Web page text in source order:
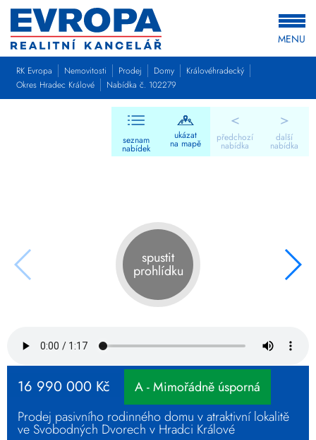
MENU
RK Evropa Nemovitosti Prodej Domy
Královéhradecký
Okres Hradec Králové
Nabídka č. 102279
<
předchozí
nabídka
seznam
nabídek
ukázat
na mapě
>
další
nabídka
spustit
prohlídku
16 990 000 Kč
A - Mimořádně úsporná
Prodej pasivního rodinného domu v atraktivní lokalitě
ve Svobodných Dvorech v Hradci Králové